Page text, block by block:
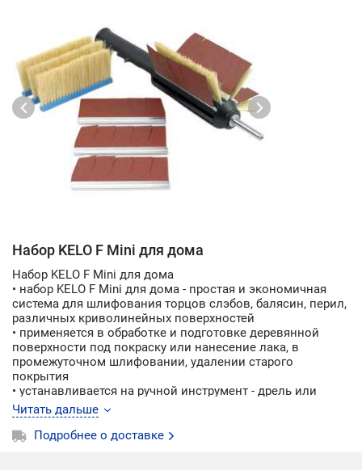
Набор KELO F Mini для дома
Набор KELO F Mini для дома
• набор KELO F Mini для дома - простая и экономичная
система для шлифования торцов слэбов, балясин, перил,
различных криволинейных поверхностей
• применяется в обработке и подготовке деревянной
поверхности под покраску или нанесение лака, в
промежуточном шлифовании, удалении старого
покрытия
• устанавливается на ручной инструмент - дрель или
шуруповерт
• работа с такой системой не требует особых навыков и
физических усилий, позволяет сэкономить время
Читать дальше
Подробнее о доставке